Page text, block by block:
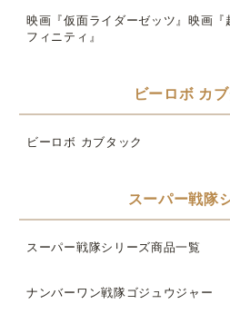
映画『仮面ライダーゼッツ』映画
フィニティ』
ビーロボ カ
ビーロボ カブタック
スーパー戦隊
スーパー戦隊シリーズ商品一覧
ナンバーワン戦隊ゴジュウジャー